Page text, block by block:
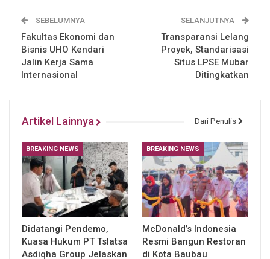
SEBELUMNYA
Fakultas Ekonomi dan
Bisnis UHO Kendari
Jalin Kerja Sama
Internasional
SELANJUTNYA
Transparansi Lelang
Proyek, Standarisasi
Situs LPSE Mubar
Ditingkatkan
Artikel Lainnya Dari Penulis
BREAKING NEWS
Didatangi Pendemo,
Kuasa Hukum PT Tslatsa
Asdiqha Group Jelaskan
BREAKING NEWS
McDonald’s Indonesia
Resmi Bangun Restoran
di Kota Baubau